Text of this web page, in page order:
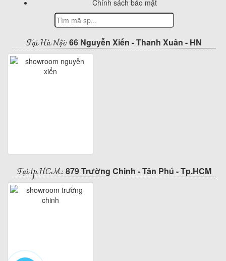
Chính sách bảo mật
Tại Hà Nội: 66 Nguyễn Xiển - Thanh Xuân - HN
Tại tp.HCM: 879 Trường Chinh - Tân Phú - Tp.HCM